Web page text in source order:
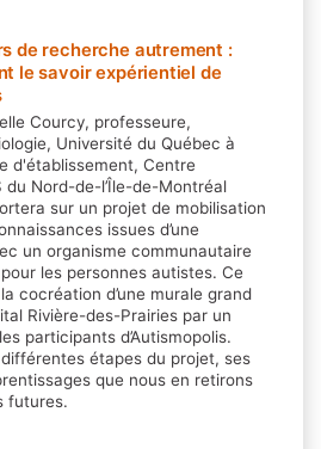
de recherche autrement :
le savoir expérientiel de
Courcy, professeure,
Université du Québec à
d'établissement, Centre
du Nord-de-l’Île-de-Montréal
sur un projet de mobilisation
issues d’une
un organisme communautaire
les personnes autistes. Ce
cocréation d’une murale grand
Rivière-des-Prairies par un
participants d’Autismopolis.
étapes du projet, ses
que nous en retirons
futures.